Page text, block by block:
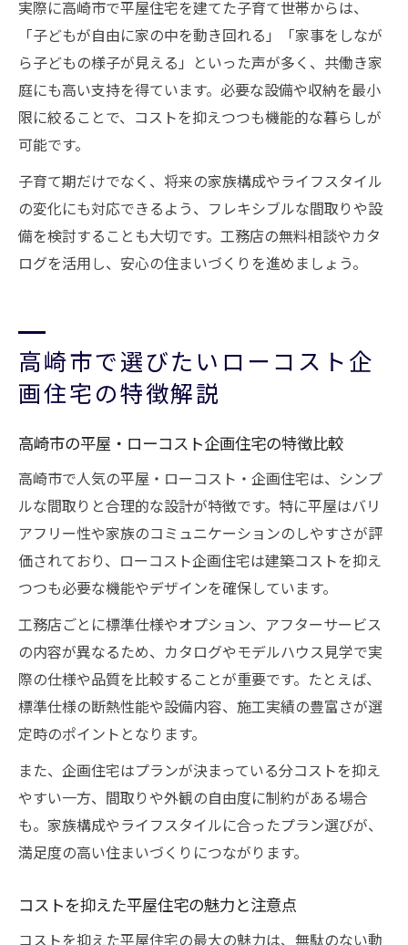
実際に高崎市で平屋住宅を建てた子育て世帯からは、
「子どもが自由に家の中を動き回れる」「家事をしなが
ら子どもの様子が見える」といった声が多く、共働き家
庭にも高い支持を得ています。必要な設備や収納を最小
限に絞ることで、コストを抑えつつも機能的な暮らしが
可能です。
子育て期だけでなく、将来の家族構成やライフスタイル
の変化にも対応できるよう、フレキシブルな間取りや設
備を検討することも大切です。工務店の無料相談やカタ
ログを活用し、安心の住まいづくりを進めましょう。
高崎市で選びたいローコスト企
画住宅の特徴解説
高崎市の平屋・ローコスト企画住宅の特徴比較
高崎市で人気の平屋・ローコスト・企画住宅は、シンプ
ルな間取りと合理的な設計が特徴です。特に平屋はバリ
アフリー性や家族のコミュニケーションのしやすさが評
価されており、ローコスト企画住宅は建築コストを抑え
つつも必要な機能やデザインを確保しています。
工務店ごとに標準仕様やオプション、アフターサービス
の内容が異なるため、カタログやモデルハウス見学で実
際の仕様や品質を比較することが重要です。たとえば、
標準仕様の断熱性能や設備内容、施工実績の豊富さが選
定時のポイントとなります。
また、企画住宅はプランが決まっている分コストを抑え
やすい一方、間取りや外観の自由度に制約がある場合
も。家族構成やライフスタイルに合ったプラン選びが、
満足度の高い住まいづくりにつながります。
コストを抑えた平屋住宅の魅力と注意点
コストを抑えた平屋住宅の最大の魅力は、無駄のない動